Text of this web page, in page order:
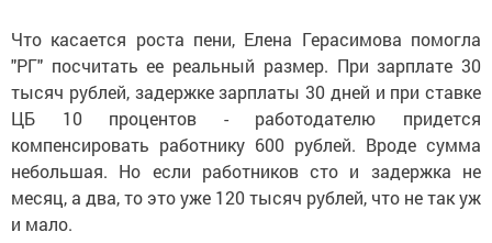
Что касается роста пени, Елена Герасимова помогла
"РГ" посчитать ее реальный размер. При зарплате 30
тысяч рублей, задержке зарплаты 30 дней и при ставке
ЦБ 10 процентов - работодателю придется
компенсировать работнику 600 рублей. Вроде сумма
небольшая. Но если работников сто и задержка не
месяц, а два, то это уже 120 тысяч рублей, что не так уж
и мало.